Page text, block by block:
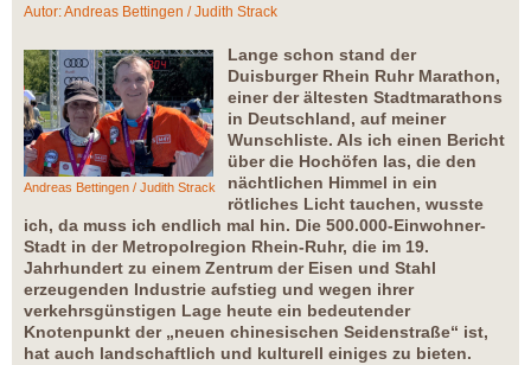
Autor:Andreas Bettingen / Judith Strack
Andreas Bettingen / Judith Strack
Lange schon stand der
Duisburger Rhein Ruhr Marathon,
einer der ältesten Stadtmarathons
in Deutschland, auf meiner
Wunschliste. Als ich einen Bericht
über die Hochöfen las, die den
nächtlichen Himmel in ein
rötliches Licht tauchen, wusste
ich, da muss ich endlich mal hin. Die 500.000-Einwohner-
Stadt in der Metropolregion Rhein-Ruhr, die im 19.
Jahrhundert zu einem Zentrum der Eisen und Stahl
erzeugenden Industrie aufstieg und wegen ihrer
verkehrsgünstigen Lage heute ein bedeutender
Knotenpunkt der „neuen chinesischen Seidenstraße“ ist,
hat auch landschaftlich und kulturell einiges zu bieten.